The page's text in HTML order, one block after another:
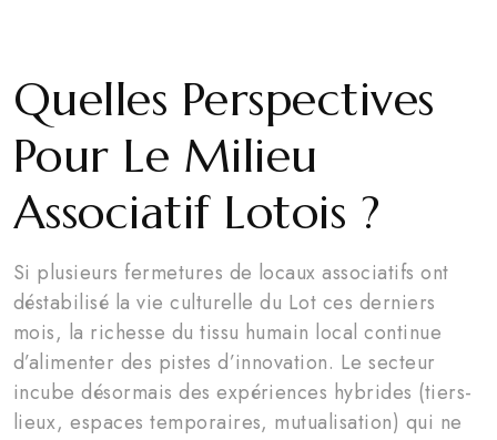
Quelles Perspectives
Pour Le Milieu
Associatif Lotois ?
Si plusieurs fermetures de locaux associatifs ont
déstabilisé la vie culturelle du Lot ces derniers
mois, la richesse du tissu humain local continue
d’alimenter des pistes d’innovation. Le secteur
incube désormais des expériences hybrides (tiers-
lieux, espaces temporaires, mutualisation) qui ne